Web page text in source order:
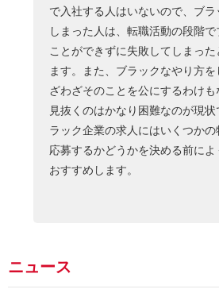
で入社する人はいないので、ブ
しまった人は、転職活動の段階で
ことができずに失敗してしまった
ます。また、ブラックなやり方
ざわざそのことを公にするわけ
見抜くのはかなり困難なのが現
ラック企業の求人にはいくつかの
応募するかどうかを決める前に
おすすめします。
ニュース